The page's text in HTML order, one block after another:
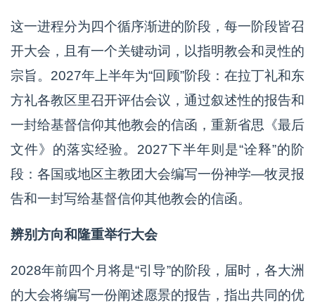
这一进程分为四个循序渐进的阶段，每一阶段皆召
开大会，且有一个关键动词，以指明教会和灵性的
宗旨。2027年上半年为“回顾”阶段：在拉丁礼和东
方礼各教区里召开评估会议，通过叙述性的报告和
一封给基督信仰其他教会的信函，重新省思《最后
文件》的落实经验。2027下半年则是“诠释”的阶
段：各国或地区主教团大会编写一份神学—牧灵报
告和一封写给基督信仰其他教会的信函。
辨别方向和隆重举行大会
2028年前四个月将是“引导”的阶段，届时，各大洲
的大会将编写一份阐述愿景的报告，指出共同的优